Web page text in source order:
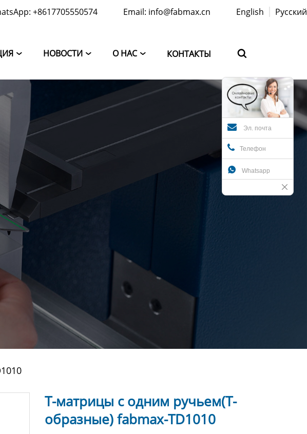
+8617705550574 Email: info@fabmax.cn English Русский
 НОВОСТИ  О НАС  КОНТАКТЫ 
Эл. почта
Телефон
 Whatsapp
Т-матрицы с одним ручьем(Т-
образные) fabmax-TD1010